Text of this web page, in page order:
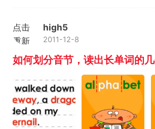
点击
重新
加载
high5
2011-12-8
如何划分音节，读出长单词的